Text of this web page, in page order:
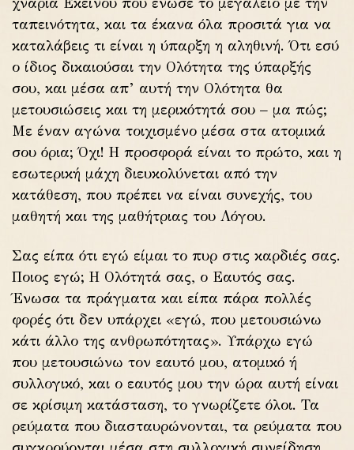
ταπεινότητα, και τα έκανα όλα προσιτά για να
καταλάβεις τι είναι η ύπαρξη η αληθινή. Ότι εσύ
ο ίδιος δικαιούσαι την Ολότητα της ύπαρξής
σου, και μέσα απ’ αυτή την Ολότητα θα
μετουσιώσεις και τη μερικότητά σου – μα πώς;
Με έναν αγώνα τοιχισμένο μέσα στα ατομικά
σου όρια; Όχι! Η προσφορά είναι το πρώτο, και η
εσωτερική μάχη διευκολύνεται από την
κατάθεση, που πρέπει να είναι συνεχής, του
μαθητή και της μαθήτριας του Λόγου.
Σας είπα ότι εγώ είμαι το πυρ στις καρδιές σας.
Ποιος εγώ; Η Ολότητά σας, ο Εαυτός σας.
Ένωσα τα πράγματα και είπα πάρα πολλές
φορές ότι δεν υπάρχει «εγώ, που μετουσιώνω
κάτι άλλο της ανθρωπότητας». Υπάρχω εγώ
που μετουσιώνω τον εαυτό μου, ατομικό ή
συλλογικό, και ο εαυτός μου την ώρα αυτή είναι
σε κρίσιμη κατάσταση, το γνωρίζετε όλοι. Τα
ρεύματα που διασταυρώνονται, τα ρεύματα που